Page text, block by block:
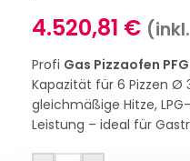
4.520,81 €
Profi Gas Pizzaofen
Kapazität für 6 Pizzen Ø
gleichmäßige Hitze,
Leistung – ideal für